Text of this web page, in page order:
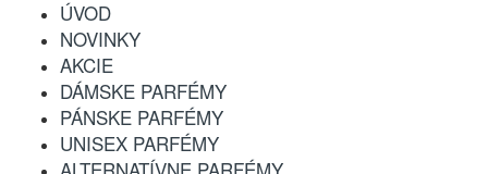
ÚVOD
NOVINKY
AKCIE
DÁMSKE PARFÉMY
PÁNSKE PARFÉMY
UNISEX PARFÉMY